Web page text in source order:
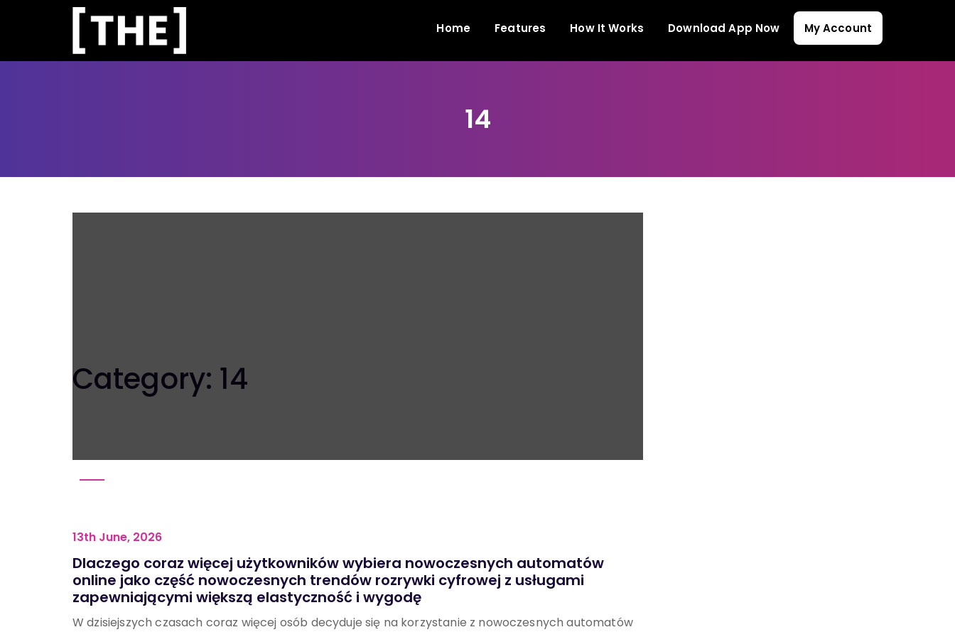
Home Features How It Works Download App Now My Account
14
Category: 14
13th June, 2026
Dlaczego coraz więcej użytkowników wybiera nowoczesnych automatów
online jako część nowoczesnych trendów rozrywki cyfrowej z usługami
zapewniającymi większą elastyczność i wygodę
W dzisiejszych czasach coraz więcej osób decyduje się na korzystanie z nowoczesnych automatów